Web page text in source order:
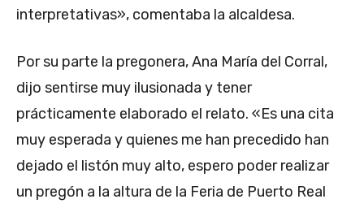
interpretativas», comentaba la alcaldesa.
Por su parte la pregonera, Ana María del Corral,
dijo sentirse muy ilusionada y tener
prácticamente elaborado el relato. «Es una cita
muy esperada y quienes me han precedido han
dejado el listón muy alto, espero poder realizar
un pregón a la altura de la Feria de Puerto Real